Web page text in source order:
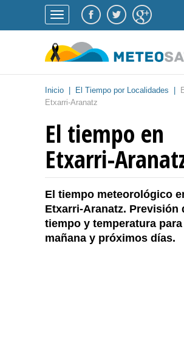
Inicio El Tiempo por Localidades
Etxarri-Aranatz
El tiempo en
Etxarri-
El tiempo meteorológico
Etxarri-Aranatz. Previsión
tiempo y temperatura para
mañana y próximos días.